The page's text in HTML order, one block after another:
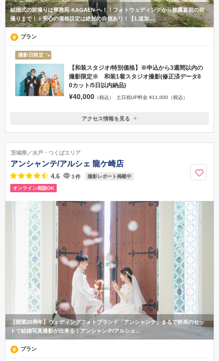
結婚式の前撮りは華雅苑-KAGAEN-へ！！フォトウェディングから披露宴前の前
撮りまで！！安心の価格設定は絶対の自信あり！【1.追加…
プラン
撮影日限定
【和装スタジオ/特別価格】※申込から3週間以内の
撮影限定※ 和装1着スタジオ撮影(修正済データ8
0カット/5日以内納品)
¥40,000 （税込） 土日祝UP料金 ¥11,000（税込）
茨城県つくば市 松野木 118 (1F)
のアクセスがおすすめです♪
アクセス情報を見る
茨城県／水戸・つくばエリア
アンシャンテ/アルシェ 龍ケ崎店
4.6 3件 撮影レポート掲載中
オンライン相談OK
【開業20周年】ウェディングフォトブランド「アンシャンテ」まるで映画のセッ
トで結婚写真撮影が出来る！アンシャンテ/アルシェ…
プラン